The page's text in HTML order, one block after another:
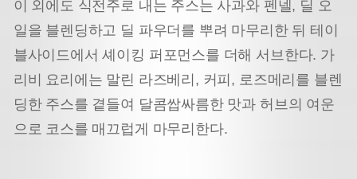
이 외에도 식전주로 내는 주스는 사과와 펜넬, 딜 오
일을 블렌딩하고 딜 파우더를 뿌려 마무리한 뒤 테이
블사이드에서 셰이킹 퍼포먼스를 더해 서브한다. 가
리비 요리에는 말린 라즈베리, 커피, 로즈메리를 블렌
딩한 주스를 곁들여 달콤쌉싸름한 맛과 허브의 여운
으로 코스를 매끄럽게 마무리한다.